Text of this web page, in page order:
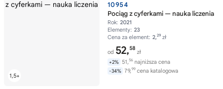
10954
Pociąg z cyferkami — nauka liczenia
Rok: 2021
Elementy: 23
Cena za element: 2,29 zł
od 52,58
zł
+2% 51,56 najniższa cena
-34% 79,99 cena katalogowa